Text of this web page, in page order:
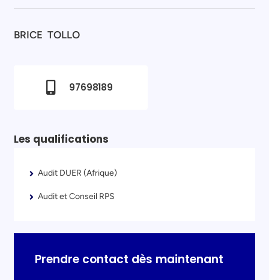
BRICE TOLLO
97698189
Les qualifications
Audit DUER (Afrique)
Audit et Conseil RPS
Prendre contact dès maintenant